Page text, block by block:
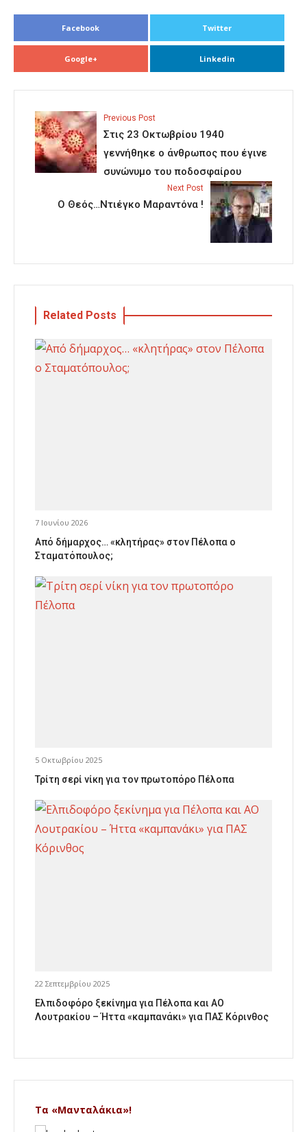
Facebook Twitter
Google+ Linkedin
Previous Post
Στις 23 Οκτωβρίου 1940
γεννήθηκε ο άνθρωπος που έγινε
συνώνυμο του ποδοσφαίρου
Next Post
O Θεός…Ντιέγκο Μαραντόνα !
Related Posts
7 Ιουνίου 2026
Από δήμαρχος… «κλητήρας» στον Πέλοπα ο
Σταματόπουλος;
5 Οκτωβρίου 2025
Τρίτη σερί νίκη για τον πρωτοπόρο Πέλοπα
22 Σεπτεμβρίου 2025
Ελπιδοφόρο ξεκίνημα για Πέλοπα και ΑΟ
Λουτρακίου – Ήττα «καμπανάκι» για ΠΑΣ Κόρινθος
Τα «Μανταλάκια»!